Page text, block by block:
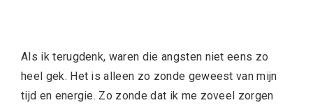
Als ik terugdenk, waren die angsten niet eens zo
heel gek. Het is alleen zo zonde geweest van mijn
tijd en energie. Zo zonde dat ik me zoveel zorgen